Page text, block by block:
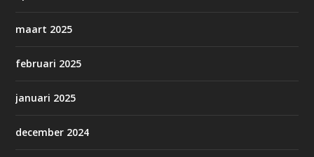
maart 2025
februari 2025
januari 2025
december 2024